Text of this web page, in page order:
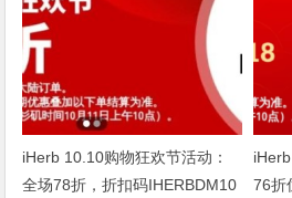
iHerb 10.10购物狂欢节活动：
全场78折，折扣码IHERBDM10
76折